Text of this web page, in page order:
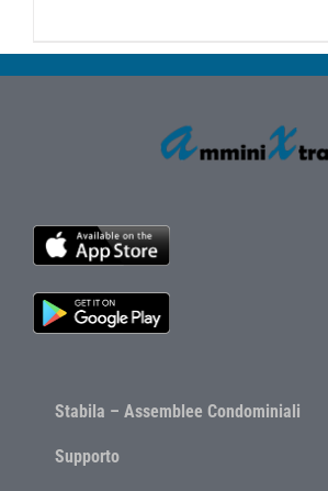
Stabila – Assemblee Condominiali
Supporto